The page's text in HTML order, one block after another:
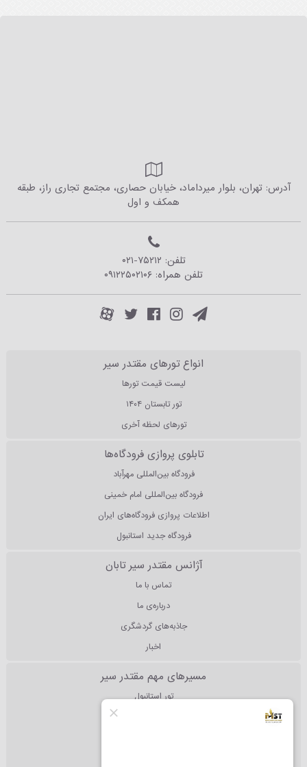
آدرس: تهران، بلوار میرداماد، خیابان حصاری، مجتمع تجاری راز، طبقه
همکف و اول
تلفن: ۰۲۱-۷۵۲۱۲
تلفن همراه: ۰۹۱۲۲۵۰۲۱۰۶
انواع تورهای مقتدر سیر
لیست قیمت تورها
تور تابستان ۱۴۰۴
تورهای لحظه آخری
تابلوی پروازی فرودگاه‌ها
فرودگاه بین‌المللی مهرآباد
فرودگاه بین‌المللی امام خمینی
اطلاعات پروازی فرودگاه‌های ایران
فرودگاه جدید استانبول
آژانس مقتدر سیر تابان
تماس با ما
درباره‌ی ما
جاذبه‌های گردشگری
اخبار
مسیرهای مهم مقتدر سیر
تور استانبول